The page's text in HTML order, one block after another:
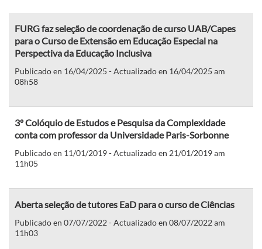
FURG faz seleção de coordenação de curso UAB/Capes
para o Curso de Extensão em Educação Especial na
Perspectiva da Educação Inclusiva
Publicado en 16/04/2025 - Actualizado en 16/04/2025 am
08h58
3º Colóquio de Estudos e Pesquisa da Complexidade
conta com professor da Universidade Paris-Sorbonne
Publicado en 11/01/2019 - Actualizado en 21/01/2019 am
11h05
Aberta seleção de tutores EaD para o curso de Ciências
Publicado en 07/07/2022 - Actualizado en 08/07/2022 am
11h03